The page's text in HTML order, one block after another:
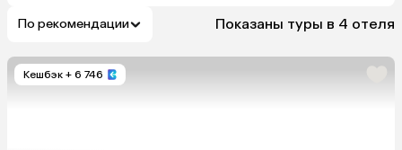
По рекомендации Показаны туры в 4 отеля
Кешбэк + 6 746